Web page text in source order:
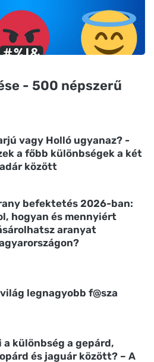
- 500 népszerű
vagy Holló ugyanaz? -
a főbb különbségek a két
között
befektetés 2026-ban:
hogyan és mennyiért
aranyat
legnagyobb f@sza
a különbség a gepárd,
és jaguár között? – A